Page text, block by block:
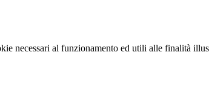
necessari al funzionamento ed utili alle finalità